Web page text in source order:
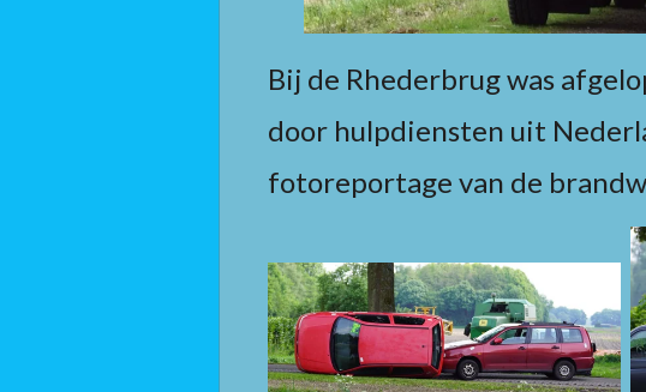
Bij de Rhederbrug was
door hulpdiensten uit
fotoreportage van de